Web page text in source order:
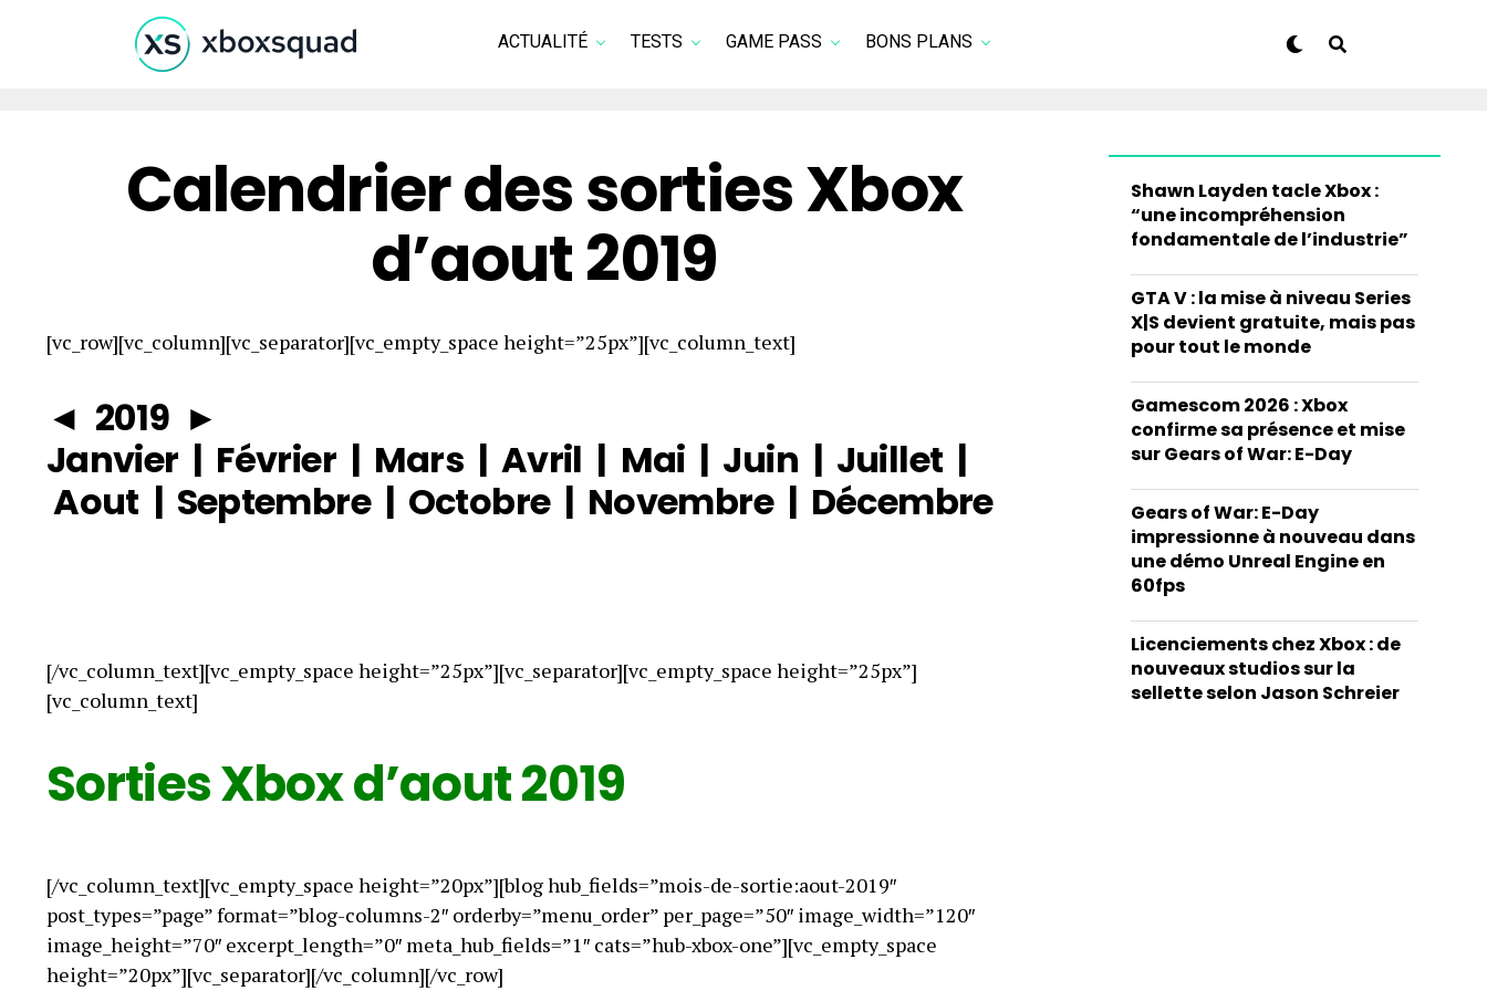
ACTUALITÉ TESTS GAME PASS BONS PLANS
Calendrier des sorties Xbox
d’aout 2019
[vc_row][vc_column][vc_separator][vc_empty_space height=”25px”][vc_column_text]
◄ 2019 ►
Janvier | Février| Mars | Avril | Mai | Juin | Juillet |
Aout | Septembre| Octobre| Novembre| Décembre
[/vc_column_text][vc_empty_space height=”25px”][vc_separator][vc_empty_space height=”25px”]
[vc_column_text]
Sorties Xbox d’aout 2019
[/vc_column_text][vc_empty_space height=”20px”][blog hub_fields=”mois-de-sortie:aout-2019″
post_types=”page” format=”blog-columns-2″ orderby=”menu_order” per_page=”50″ image_width=”120″
image_height=”70″ excerpt_length=”0″ meta_hub_fields=”1″ cats=”hub-xbox-one”][vc_empty_space
height=”20px”][vc_separator][/vc_column][/vc_row]
Shawn Layden tacle Xbox :
“une incompréhension
fondamentale de l’industrie”
GTA V : la mise à niveau Series
X|S devient gratuite, mais pas
pour tout le monde
Gamescom 2026 : Xbox
confirme sa présence et mise
sur Gears of War: E-Day
Gears of War: E-Day
impressionne à nouveau dans
une démo Unreal Engine en
60fps
Licenciements chez Xbox : de
nouveaux studios sur la
sellette selon Jason Schreier